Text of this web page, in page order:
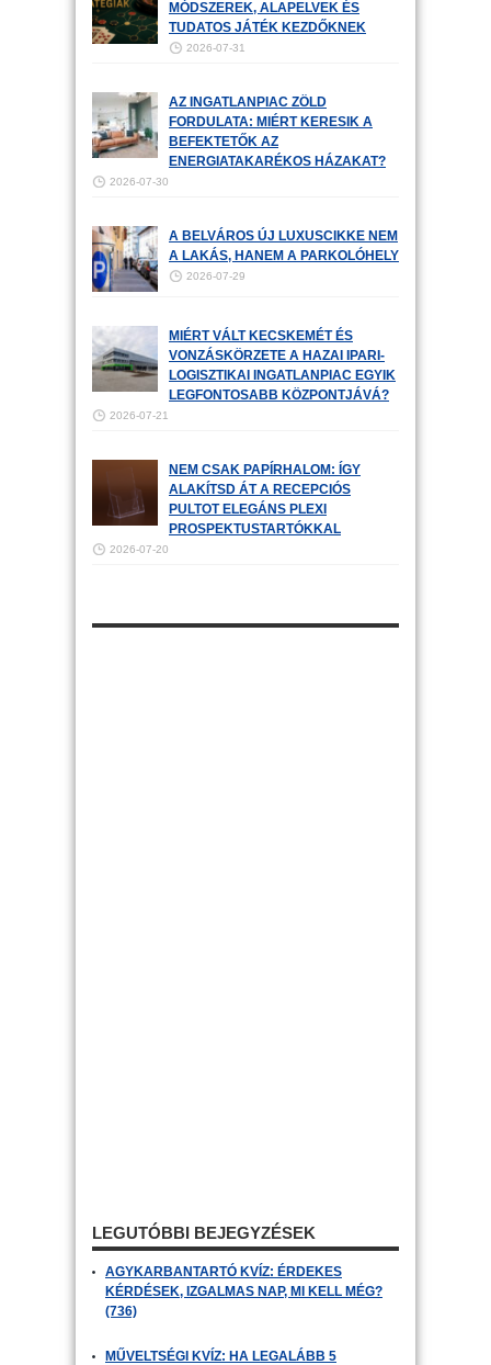
MÓDSZEREK, ALAPELVEK ÉS
TUDATOS JÁTÉK KEZDŐKNEK
2026-07-31
AZ INGATLANPIAC ZÖLD
FORDULATA: MIÉRT KERESIK A
BEFEKTETŐK AZ
ENERGIATAKARÉKOS HÁZAKAT?
2026-07-30
A BELVÁROS ÚJ LUXUSCIKKE NEM
A LAKÁS, HANEM A PARKOLÓHELY
2026-07-29
MIÉRT VÁLT KECSKEMÉT ÉS
VONZÁSKÖRZETE A HAZAI IPARI-
LOGISZTIKAI INGATLANPIAC EGYIK
LEGFONTOSABB KÖZPONTJÁVÁ?
2026-07-21
NEM CSAK PAPÍRHALOM: ÍGY
ALAKÍTSD ÁT A RECEPCIÓS
PULTOT ELEGÁNS PLEXI
PROSPEKTUSTARTÓKKAL
2026-07-20
LEGUTÓBBI BEJEGYZÉSEK
AGYKARBANTARTÓ KVÍZ: ÉRDEKES
KÉRDÉSEK, IZGALMAS NAP, MI KELL MÉG?
(736)
MŰVELTSÉGI KVÍZ: HA LEGALÁBB 5